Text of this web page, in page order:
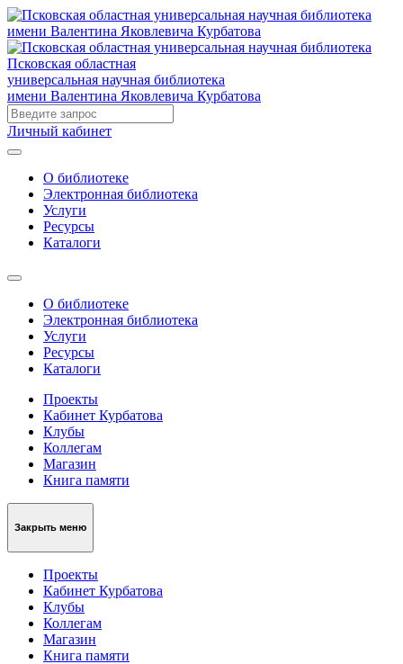
Псковская областная
универсальная научная библиотека
имени Валентина Яковлевича Курбатова
Личный кабинет
О библиотеке
Электронная библиотека
Услуги
Ресурсы
Каталоги
О библиотеке
Электронная библиотека
Услуги
Ресурсы
Каталоги
Проекты
Кабинет Курбатова
Клубы
Коллегам
Магазин
Книга памяти
Закрыть меню
Проекты
Кабинет Курбатова
Клубы
Коллегам
Магазин
Книга памяти